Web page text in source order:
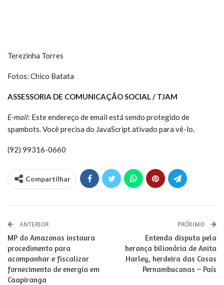
Terezinha Torres
Fotos: Chico Batata
ASSESSORIA DE COMUNICAÇÃO SOCIAL / TJAM
E-mail: Este endereço de email está sendo protegido de
spambots. Você precisa do JavaScript ativado para vê-lo.
(92) 99316-0660
Compartilhar
ANTERIOR
MP do Amazonas instaura
procedimento para
acompanhar e fiscalizar
fornecimento de energia em
Caapiranga
PRÓXIMO
Entenda disputa pela
herança bilionária de Anita
Harley, herdeira das Casas
Pernambucanas – País